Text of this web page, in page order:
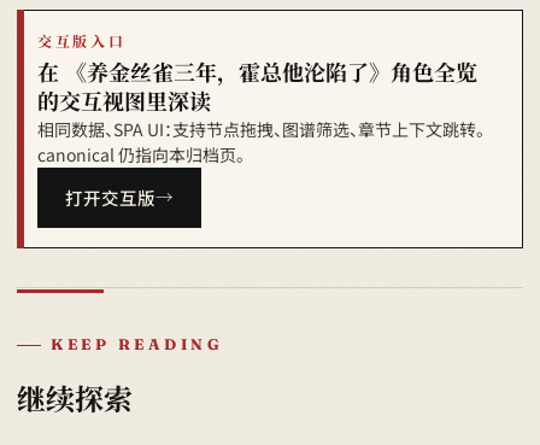
交互版入口
在 《养金丝雀三年，霍总他沦陷了》角色全览
的交互视图里深读
相同数据、SPA UI：支持节点拖拽、图谱筛选、章节上下文跳转。
canonical 仍指向本归档页。
打开交互版
KEEP READING
继续探索